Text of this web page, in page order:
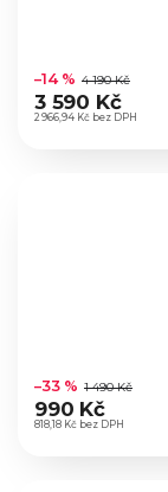
hodnocení
produktu
je
2 966,94 Kč bez DPH
–14 % 4 190 Kč
3 590 Kč
hodnocení
produktu
je
818,18 Kč bez DPH
–33 % 1 490 Kč
990 Kč